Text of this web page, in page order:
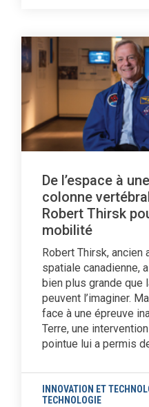
De l’espace à
colonne
Robert Thirsk
mobilité
Robert Thirsk, ancien
spatiale canadienne,
bien plus grande que
peuvent l’imaginer.
face à une épreuve
Terre, une
pointue lui a permis
INNOVATION ET
TECHNOLOGIE